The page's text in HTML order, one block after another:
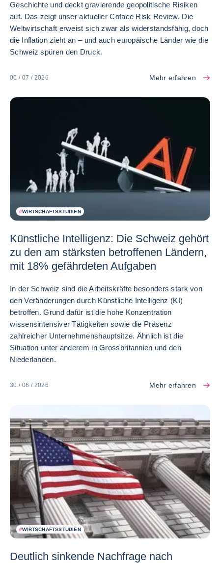
Geschichte und deckt gravierende geopolitische Risiken
auf. Das zeigt unser aktueller Coface Risk Review. Die
Weltwirtschaft erweist sich zwar als widerstandsfähig, doch
die Inflation zieht an – und auch europäische Länder wie die
Schweiz spüren den Druck.
06 / 07 / 2026 Mehr erfahren
#WIRTSCHAFTSSTUDIEN
Künstliche Intelligenz: Die Schweiz gehört
zu den am stärksten betroffenen Ländern,
mit 18% gefährdeten Aufgaben
In der Schweiz sind die Arbeitskräfte besonders stark von
den Veränderungen durch Künstliche Intelligenz (KI)
betroffen. Grund dafür ist die hohe Konzentration
wissensintensiver Tätigkeiten sowie die Präsenz
zahlreicher Unternehmenshauptsitze. Ähnlich ist die
Situation unter anderem in Grossbritannien und den
Niederlanden.
30 / 06 / 2026 Mehr erfahren
#WIRTSCHAFTSSTUDIEN
Deutlich sinkende Nachfrage nach